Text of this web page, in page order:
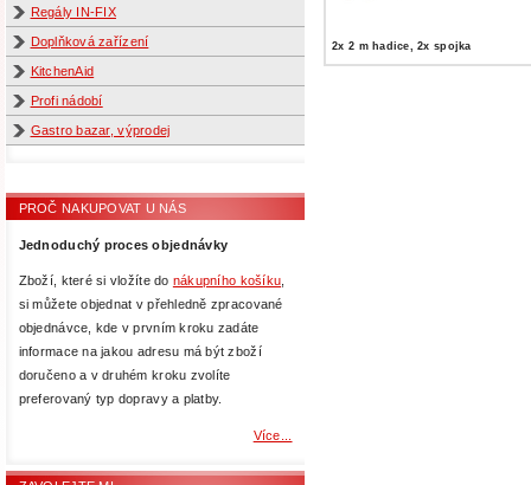
Regály IN-FIX
Doplňková zařízení
KitchenAid
Profi nádobí
Gastro bazar, výprodej
PROČ NAKUPOVAT U NÁS
Jednoduchý proces objednávky
Zboží, které si vložíte do nákupního košíku,
si můžete objednat v přehledně zpracované
objednávce, kde v prvním kroku zadáte
informace na jakou adresu má být zboží
doručeno a v druhém kroku zvolíte
preferovaný typ dopravy a platby.
Více...
2x 2 m hadice, 2x spojka